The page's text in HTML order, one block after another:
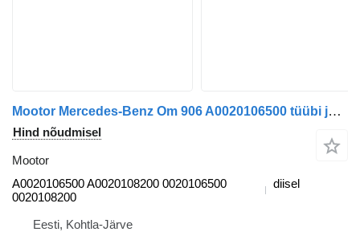
Mootor Mercedes-Benz Om 906 A0020106500 tüübi jaoks bussi
Hind nõudmisel
Mootor
A0020106500 A0020108200 0020106500
0020108200
diisel
Eesti, Kohtla-Järve